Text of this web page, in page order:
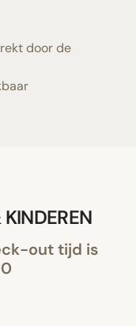
door de
out tijd is